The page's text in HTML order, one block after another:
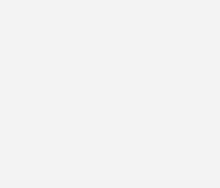
Mehr Achtsamkeit und
Dr. Stefan Lackner das Thema